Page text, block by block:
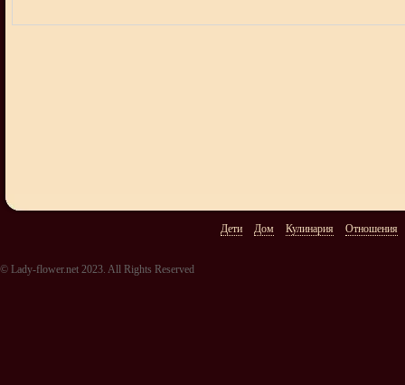
Дети Дом Кулинария Отношения
© Lady-flower.net 2023. All Rights Reserved